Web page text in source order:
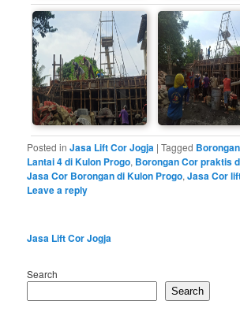
Posted in Jasa Lift Cor Jogja |Tagged
Lantai 4 di Kulon Progo, Borongan Cor praktis
Jasa Cor Borongan di Kulon Progo,Jasa Cor
Leave a reply
Jasa Lift Cor Jogja
Search
Search